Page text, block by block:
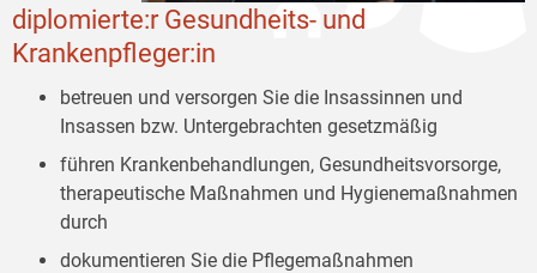
diplomierte:r Gesundheits- und
Krankenpfleger:in
betreuen und versorgen Sie die Insassinnen und
Insassen bzw. Untergebrachten gesetzmäßig
führen Krankenbehandlungen, Gesundheitsvorsorge,
therapeutische Maßnahmen und Hygienemaßnahmen
durch
dokumentieren Sie die Pflegemaßnahmen